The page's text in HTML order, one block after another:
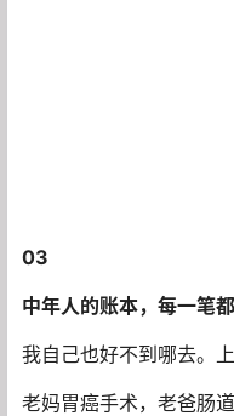
03
中年人的账本，每一笔
我自己也好不到哪去。
老妈胃癌手术，老爸肠